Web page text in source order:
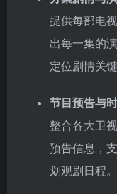
提供每部电
出每一集的
定位剧情关
节目预告与
整合各大卫
预告信息，
划观剧日程。